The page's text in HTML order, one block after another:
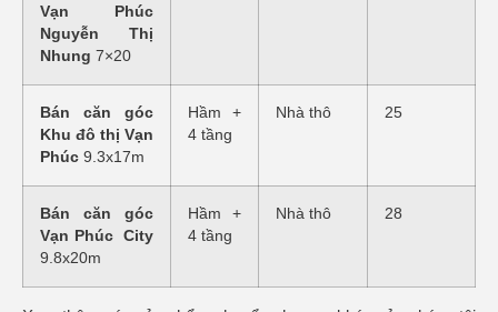
Vạn Phúc
Nguyễn Thị
Nhung 7×20
Bán căn góc
Khu đô thị Vạn
Phúc 9.3x17m
Hầm +
4 tầng
Nhà thô 25
Bán căn góc
Vạn Phúc City
9.8x20m
Hầm +
4 tầng
Nhà thô 28